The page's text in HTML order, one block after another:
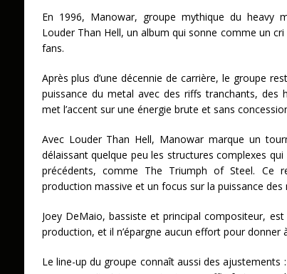
En 1996, Manowar, groupe mythique du heavy
Louder Than Hell, un album qui sonne comme un
fans.
Après plus d’une décennie de carrière, le groupe
puissance du metal avec des riffs tranchants, des
met l’accent sur une énergie brute et sans
Avec Louder Than Hell, Manowar marque un
délaissant quelque peu les structures complexes
précédents, comme The Triumph of Steel. Ce
production massive et un focus sur la puissance
Joey DeMaio, bassiste et principal compositeur,
production, et il n’épargne aucun effort pour donner
Le line-up du groupe connaît aussi des